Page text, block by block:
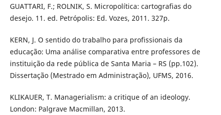
GUATTARI, F.; ROLNIK, S. Micropolítica: cartografias do
desejo. 11. ed. Petrópolis: Ed. Vozes, 2011. 327p.
KERN, J. O sentido do trabalho para profissionais da
educação: Uma análise comparativa entre professores de
instituição da rede pública de Santa Maria – RS (pp.102).
Dissertação (Mestrado em Administração), UFMS, 2016.
KLIKAUER, T. Managerialism: a critique of an ideology.
London: Palgrave Macmillan, 2013.